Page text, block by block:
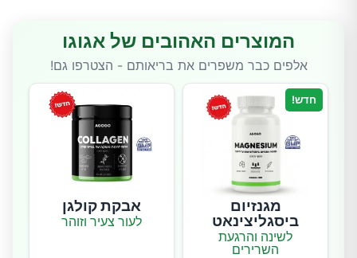
המוצרים האהובים של אגוגו
אלפים כבר משפרים את בריאותם - הצטרפו גם!
חדש!
מגנזיום
ביסגליצינאט
לשינה והרגעת
השרירים
אבקת קולגן
לעור צעיר וזוהר